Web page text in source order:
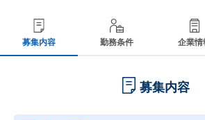
募集内容 勤務条件 企業情
募集内容